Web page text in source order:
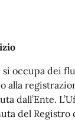
si occupa dei
alla
dall’Ente.
del Registro